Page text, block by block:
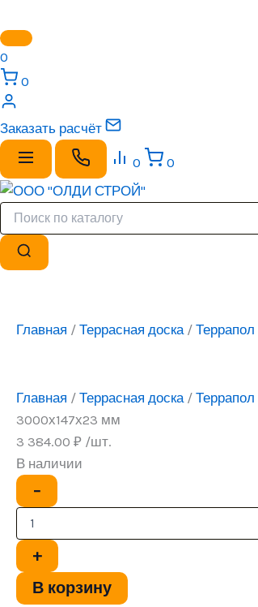
0
0
Заказать расчёт
0 0
Главная / Террасная доска / Террапол
Главная / Террасная доска / Террапол
3000х147х23 мм
3 384.00 ₽ /шт.
В наличии
−
Количество
товара
АНТИК
Аргос
3000х147х23
мм
+
В корзину